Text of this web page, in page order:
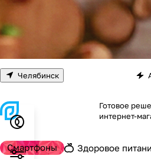
Челябинск
Готовое
интернет-
Смартфоны Здоровое